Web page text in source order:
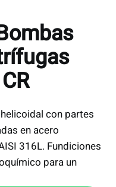
con partes
en acero
316L. Fundiciones
para un